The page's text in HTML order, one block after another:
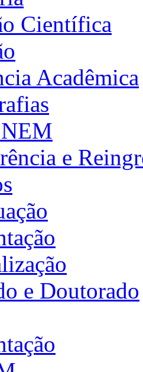
Científica
Acadêmica
e
e Doutorado